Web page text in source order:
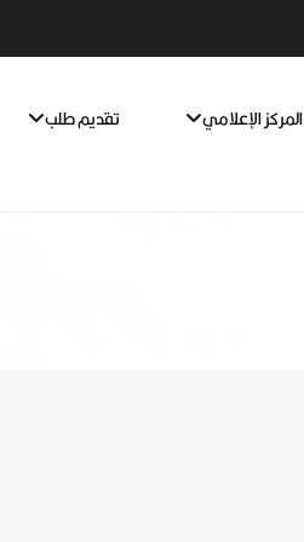
المركز الإعلامي تقديم طلب